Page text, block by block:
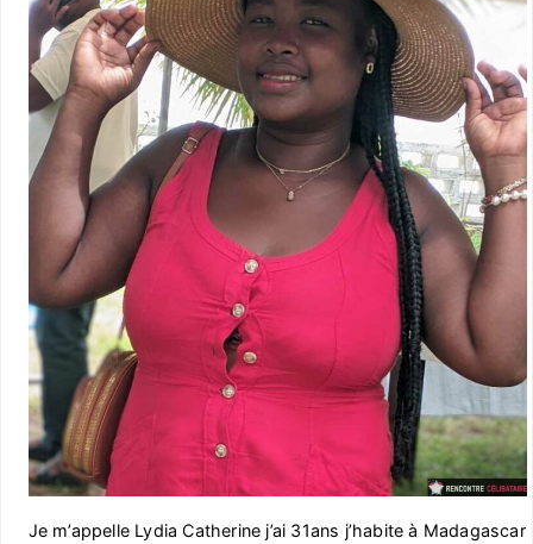
Je m’appelle Lydia Catherine j’ai 31ans j’habite à Madagascar